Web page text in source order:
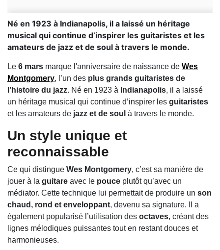
Né en 1923 à Indianapolis, il a laissé un héritage
musical qui continue d’inspirer les guitaristes et les
amateurs de jazz et de soul à travers le monde.
Le 6 mars marque l'anniversaire de naissance de Wes
Montgomery, l’un des plus grands guitaristes de
l’histoire du jazz. Né en 1923 à Indianapolis, il a laissé
un héritage musical qui continue d’inspirer les guitaristes
et les amateurs de jazz et de soul à travers le monde.
Un style unique et
reconnaissable
Ce qui distingue Wes Montgomery, c’est sa manière de
jouer à la guitare avec le pouce plutôt qu’avec un
médiator. Cette technique lui permettait de produire un son
chaud, rond et enveloppant, devenu sa signature. Il a
également popularisé l’utilisation des octaves, créant des
lignes mélodiques puissantes tout en restant douces et
harmonieuses.